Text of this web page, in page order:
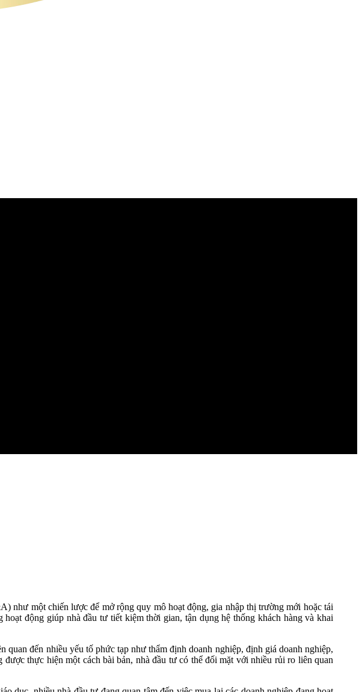
như một chiến lược để mở rộng quy mô hoạt động, gia nhập thị trường mới hoặc tái
động giúp nhà đầu tư tiết kiệm thời gian, tận dụng hệ thống khách hàng và khai
đến nhiều yếu tố phức tạp như thẩm định doanh nghiệp, định giá doanh nghiệp,
thực hiện một cách bài bản, nhà đầu tư có thể đối mặt với nhiều rủi ro liên quan